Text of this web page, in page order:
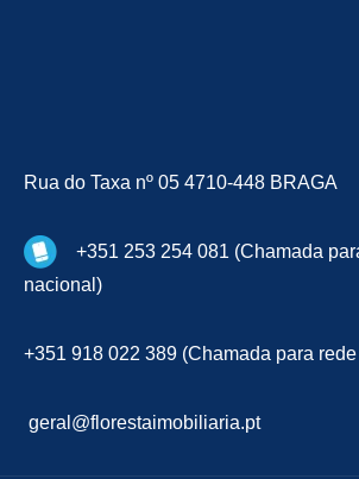
Rua do Taxa nº 05 4710-448 BRAGA
+351 253 254 081 (Chamada
nacional)
+351 918 022 389 (Chamada para
geral@florestaimobiliaria.pt